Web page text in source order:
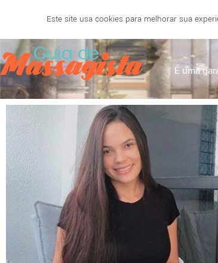
SALVADOR BELO HORIZONTE NATAL
É uma
Este site usa cookies para melhorar sua